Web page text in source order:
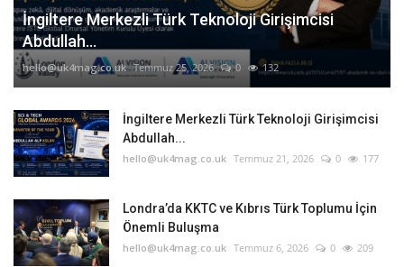
İngiltere Merkezli Türk Teknoloji Girişimcisi
Abdullah...
hello@uk4mag.co.uk Temmuz 25, 2026 0 132
İngiltere Merkezli Türk Teknoloji Girişimcisi
Abdullah...
hello@uk4mag.co.uk Temmuz 21, 2026 0 177
Londra’da KKTC ve Kıbrıs Türk Toplumu İçin
Önemli Buluşma
hello@uk4mag.co.uk Temmuz 6, 2026 0 209